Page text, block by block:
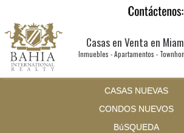
Casas en Venta en
Inmuebles - Apartamentos -
CASAS NUEVAS
CONDOS NUEVOS
BúSQUEDA